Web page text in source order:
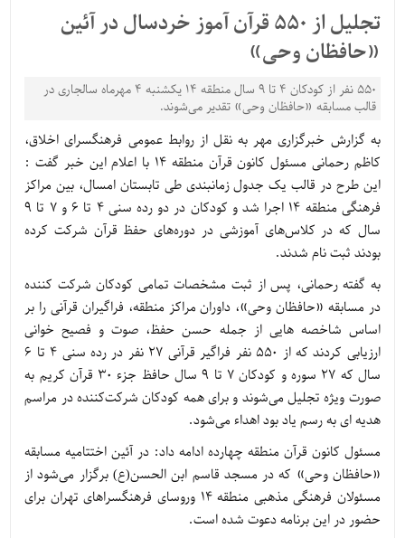
تجلیل از ۵۵۰ قرآن آموز خردسال در آئین
«حافظان وحی»
۵۵۰ نفر از کودکان ۴ تا ۹ سال منطقه ۱۴ یکشنبه ۴ مهرماه سالجاری در
قالب مسابقه «حافظان وحی» تقدیر می‌شوند.
به گزارش خبرگزاری مهر به نقل از روابط عمومی فرهنگسرای اخلاق،
کاظم رحمانی مسئول کانون قرآن منطقه ۱۴ با اعلام این خبر گفت :
این طرح در قالب یک جدول زمانبندی طی تابستان امسال، بین مراکز
فرهنگی منطقه ۱۴ اجرا شد و کودکان در دو رده سنی ۴ تا ۶ و ۷ تا ۹
سال که در کلاس‌های آموزشی در دوره‌های حفظ قرآن شرکت کرده
بودند ثبت نام شدند.
به گفته رحمانی، پس از ثبت مشخصات تمامی کودکان شرکت کننده
در مسابقه «حافظان وحی»، داوران مراکز منطقه، فراگیران قرآنی را بر
اساس شاخصه هایی از جمله حسن حفظ، صوت و فصیح خوانی
ارزیابی کردند که از ۵۵۰ نفر فراگیر قرآنی ۲۷ نفر در رده سنی ۴ تا ۶
سال که ۲۷ سوره و کودکان ۷ تا ۹ سال حافظ جزء ۳۰ قرآن کریم به
صورت ویژه تجلیل می‌شوند و برای همه کودکان شرکت‌کننده در مراسم
هدیه ای به رسم یاد بود اهداء می‌شود.
مسئول کانون قرآن منطقه چهارده ادامه داد: در آئین اختتامیه مسابقه
«حافظان وحی» که در مسجد قاسم ابن الحسن(ع) برگزار می‌شود از
مسئولان فرهنگی مذهبی منطقه ۱۴ وروسای فرهنگسراهای تهران برای
حضور در این برنامه دعوت شده است.